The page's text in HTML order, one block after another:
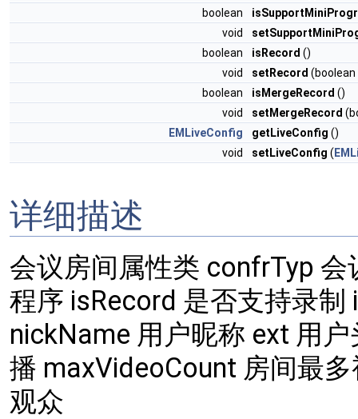
boolean
void
boolean
isRecord ()
void
setRecord
boolean
isMergeRecord ()
void
setMergeRecord
EMLiveConfig
getLiveConfig ()
void
setLiveConfig (
详细描述
会议房间属性类 confrTyp
程序 isRecord 是否支持录
nickName 用户昵称 ext 用
播 maxVideoCount 房间最
观众